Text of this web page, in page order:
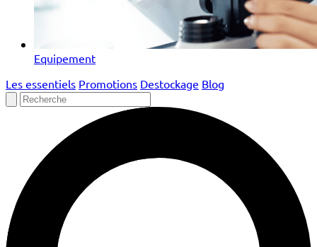
Equipement
Les essentiels Promotions Destockage Blog